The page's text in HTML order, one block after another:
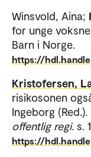
Winsvold, Aina;
for unge
Barn i Norge.
https://
Kristofersen,
risikosonen
Ingeborg (Red.).
offentlig regi. s.
https://